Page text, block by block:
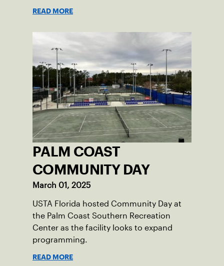
READ MORE
PALM COAST
COMMUNITY DAY
March 01, 2025
USTA Florida hosted Community Day at
the Palm Coast Southern Recreation
Center as the facility looks to expand
programming.
READ MORE